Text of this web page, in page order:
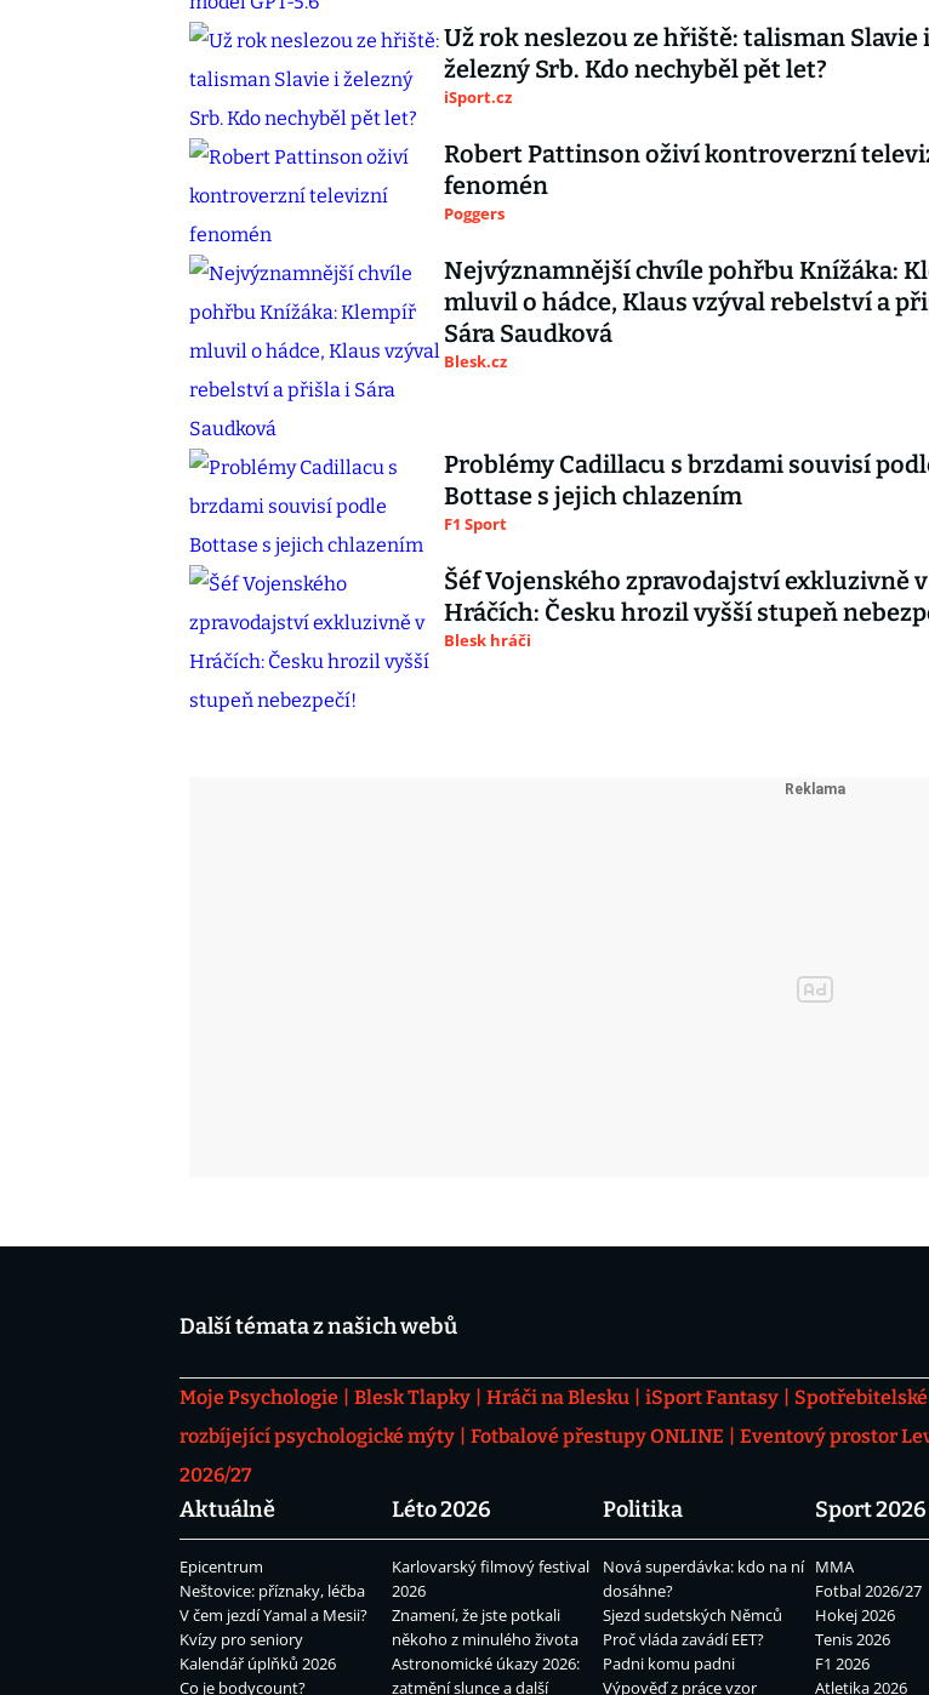
Už rok neslezou ze hřiště: talisman Slavie i
železný Srb. Kdo nechyběl pět let?
iSport.cz
Robert Pattinson oživí kontroverzní
fenomén
Poggers
Nejvýznamnější chvíle pohřbu Knížáka:
mluvil o hádce, Klaus vzýval rebelství a
Sára Saudková
Blesk.cz
Problémy Cadillacu s brzdami souvisí
Bottase s jejich chlazením
F1 Sport
Šéf Vojenského zpravodajství exkluzivně v
Hráčích: Česku hrozil vyšší stupeň
Blesk hráči
Další témata z našich webů
Moje Psychologie Blesk Tlapky Hráči na Blesku iSport Fantasy
rozbíjející psychologické mýty
Fotbalové přestupy ONLINE Eventový prostor
2026/27
Aktuálně
Epicentrum
Neštovice: příznaky, léčba
V čem jezdí Yamal a Mesii?
Kvízy pro seniory
Kalendář úplňků 2026
Co je bodycount?
Léto 2026
Karlovarský filmový festival
2026
Znamení, že jste potkali
někoho z minulého života
Astronomické úkazy 2026:
zatmění slunce a další
Politika
Nová superdávka: kdo na ní
dosáhne?
Sjezd sudetských Němců
Proč vláda zavádí EET?
Padni komu padni
Výpověď z práce vzor
Sport 2026
MMA
Fotbal 2026/27
Hokej 2026
Tenis 2026
F1 2026
Atletika 2026